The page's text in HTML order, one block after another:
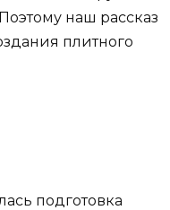
наш рассказ
плитного
подготовка